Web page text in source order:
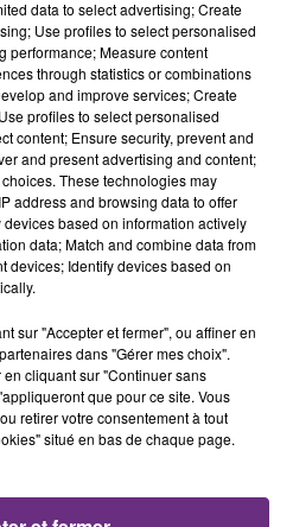
13h42
13h42
data to select advertising; Create
Use profiles to select personalised
performance; Measure content
through statistics or combinations
and improve services; Create
profiles to select personalised
content; Ensure security, prevent and
and present advertising and content;
These technologies may
address and browsing data to offer
based on information actively
data; Match and combine data from
devices; Identify devices based on
sur "Accepter et fermer", ou affiner en
dans "Gérer mes choix".
cliquant sur "Continuer sans
que pour ce site. Vous
retirer votre consentement à tout
situé en bas de chaque page.